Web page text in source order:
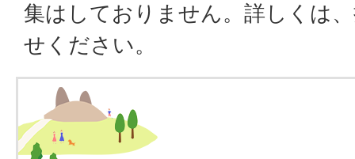
集はしておりません。詳しくは
せください。